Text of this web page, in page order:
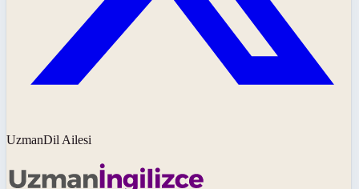
UzmanDil Ailesi